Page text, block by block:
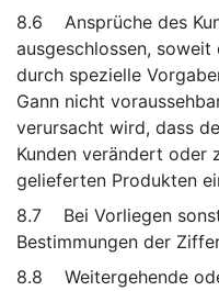
8.6 Ansprüche des
ausgeschlossen,
durch spezielle
Gann nicht
verursacht wird, dass
Kunden verändert oder
gelieferten Produkten
8.7 Bei Vorliegen
Bestimmungen der
8.8 Weitergehende